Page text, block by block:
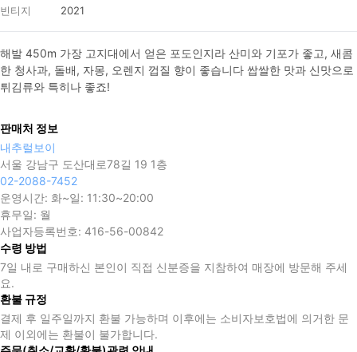
빈티지
2021
해발 450m 가장 고지대에서 얻은 포도인지라 산미와 기포가 좋고, 새콤
한 청사과, 돌배, 자몽, 오렌지 껍질 향이 좋습니다 쌉쌀한 맛과 신맛으로
튀김류와 특히나 좋죠!
판매처 정보
내추럴보이
서울 강남구 도산대로78길 19 1층
02-2088-7452
운영시간: 화~일: 11:30~20:00
휴무일: 월
사업자등록번호: 416-56-00842
수령 방법
7일 내로 구매하신 본인이 직접 신분증을 지참하여 매장에 방문해 주세
요.
환불 규정
결제 후 일주일까지 환불 가능하며 이후에는 소비자보호법에 의거한 문
제 이외에는 환불이 불가합니다.